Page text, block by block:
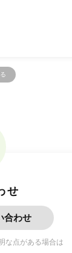
せ
合わせ
な点がある場合は